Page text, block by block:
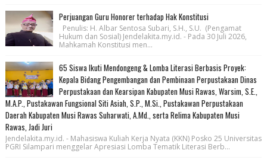
Perjuangan Guru Honorer terhadap Hak Konstitusi
Penulis: H. Albar Sentosa Subari, S.H., S.U. (Pengamat
Hukum dan Sosial) Jendelakita.my.id. - Pada 30 Juli 2026,
Mahkamah Konstitusi men...
65 Siswa Ikuti Mendongeng & Lomba Literasi Berbasis Proyek:
Kepala Bidang Pengembangan dan Pembinaan Perpustakaan Dinas
Perpustakaan dan Kearsipan Kabupaten Musi Rawas, Warsim, S.E.,
M.A.P., Pustakawan Fungsional Siti Asiah, S.P., M.Si., Pustakawan Perpustakaan
Daerah Kabupaten Musi Rawas Suharwati, A.Md., serta Relima Kabupaten Musi
Rawas, Jadi Juri
Jendelakita.my.id. - Mahasiswa Kuliah Kerja Nyata (KKN) Posko 25 Universitas
PGRI Silampari menggelar Apresiasi Lomba Tematik Literasi Berb...